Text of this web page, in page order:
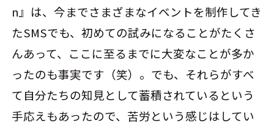
n』は、今までさまざまなイベントを制作してき
たSMSでも、初めての試みになることがたくさ
んあって、ここに至るまでに大変なことが多か
ったのも事実です（笑）。でも、それらがすべ
て自分たちの知見として蓄積されているという
手応えもあったので、苦労という感じはしてい